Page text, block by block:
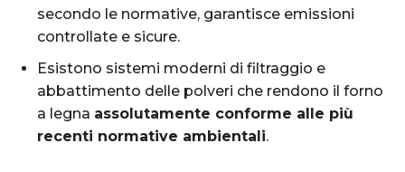
secondo le normative, garantisce emissioni
controllate e sicure.
Esistono sistemi moderni di filtraggio e
abbattimento delle polveri che rendono il forno
a legna assolutamente conforme alle più
recenti normative ambientali.